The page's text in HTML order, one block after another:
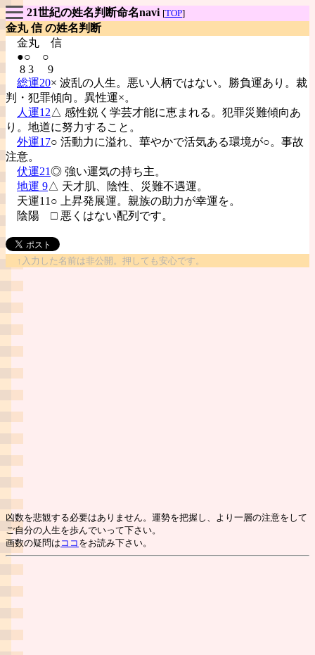
21世紀の姓名判断命名navi [TOP]
金丸 信 の姓名判断
金丸 信
●○ ○
8 3 9
総運20× 波乱の人生。悪い人柄ではない。勝負運あり。裁
判・犯罪傾向。異性運×。
人運12△ 感性鋭く学芸才能に恵まれる。犯罪災難傾向あ
り。地道に努力すること。
外運17○ 活動力に溢れ、華やかで活気ある環境が○。事故
注意。
伏運21◎ 強い運気の持ち主。
地運 9△ 天才肌、陰性、災難不遇運。
天運11○ 上昇発展運。親族の助力が幸運を。
陰陽 □ 悪くはない配列です。
↑入力した名前は非公開。押しても安心です。
凶数を悲観する必要はありません。運勢を把握し、より一層の注意をして
ご自分の人生を歩んでいって下さい。
画数の疑問は ココ をお読み下さい。